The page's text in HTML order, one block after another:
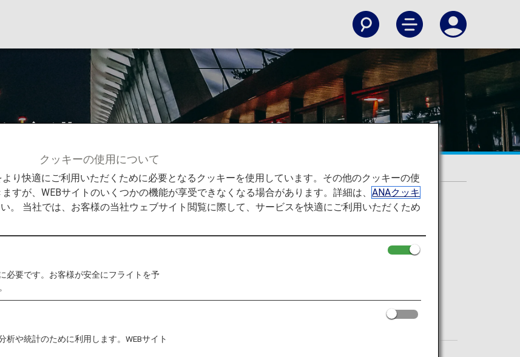
港
シカゴ - オヘア国際空港
からの発着
地までの役立つ情報をご紹介します。
クッキーの使用について
り快適にご利用いただくために必要となるクッキーを使用しています。その他のクッキーの使
すが、WEBサイトのいくつかの機能が享受できなくなる場合があります。詳細は、ANAクッキ
。 当社では、お客様の当社ウェブサイト閲覧に際して、サービスを快適にご利用いただくため
必要です。お客様が安全にフライトを予
析や統計のために利用します。WEBサイト